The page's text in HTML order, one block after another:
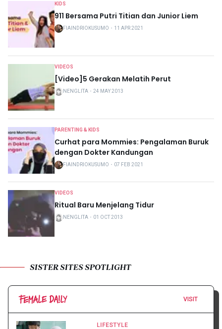
KIDS
911 Bersama Putri Titian dan Junior Liem
FIAINDRIOKUSUMO ・ 11 APR 2021
VIDEOS
[Video]5 Gerakan Melatih Perut
NENGLITA ・ 24 MAY 2013
PARENTING & KIDS
Curhat para Mommies: Pengalaman Buruk
dengan Dokter Kandungan
FIAINDRIOKUSUMO ・ 07 FEB 2021
VIDEOS
Ritual Baru Menjelang Tidur
NENGLITA ・ 01 OCT 2013
SISTER SITES SPOTLIGHT
VISIT
LIFESTYLE